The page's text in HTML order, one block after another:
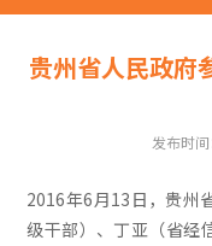
贵州省人民政府
发布时
2016年6月13日，贵州
级干部）、丁亚（省经